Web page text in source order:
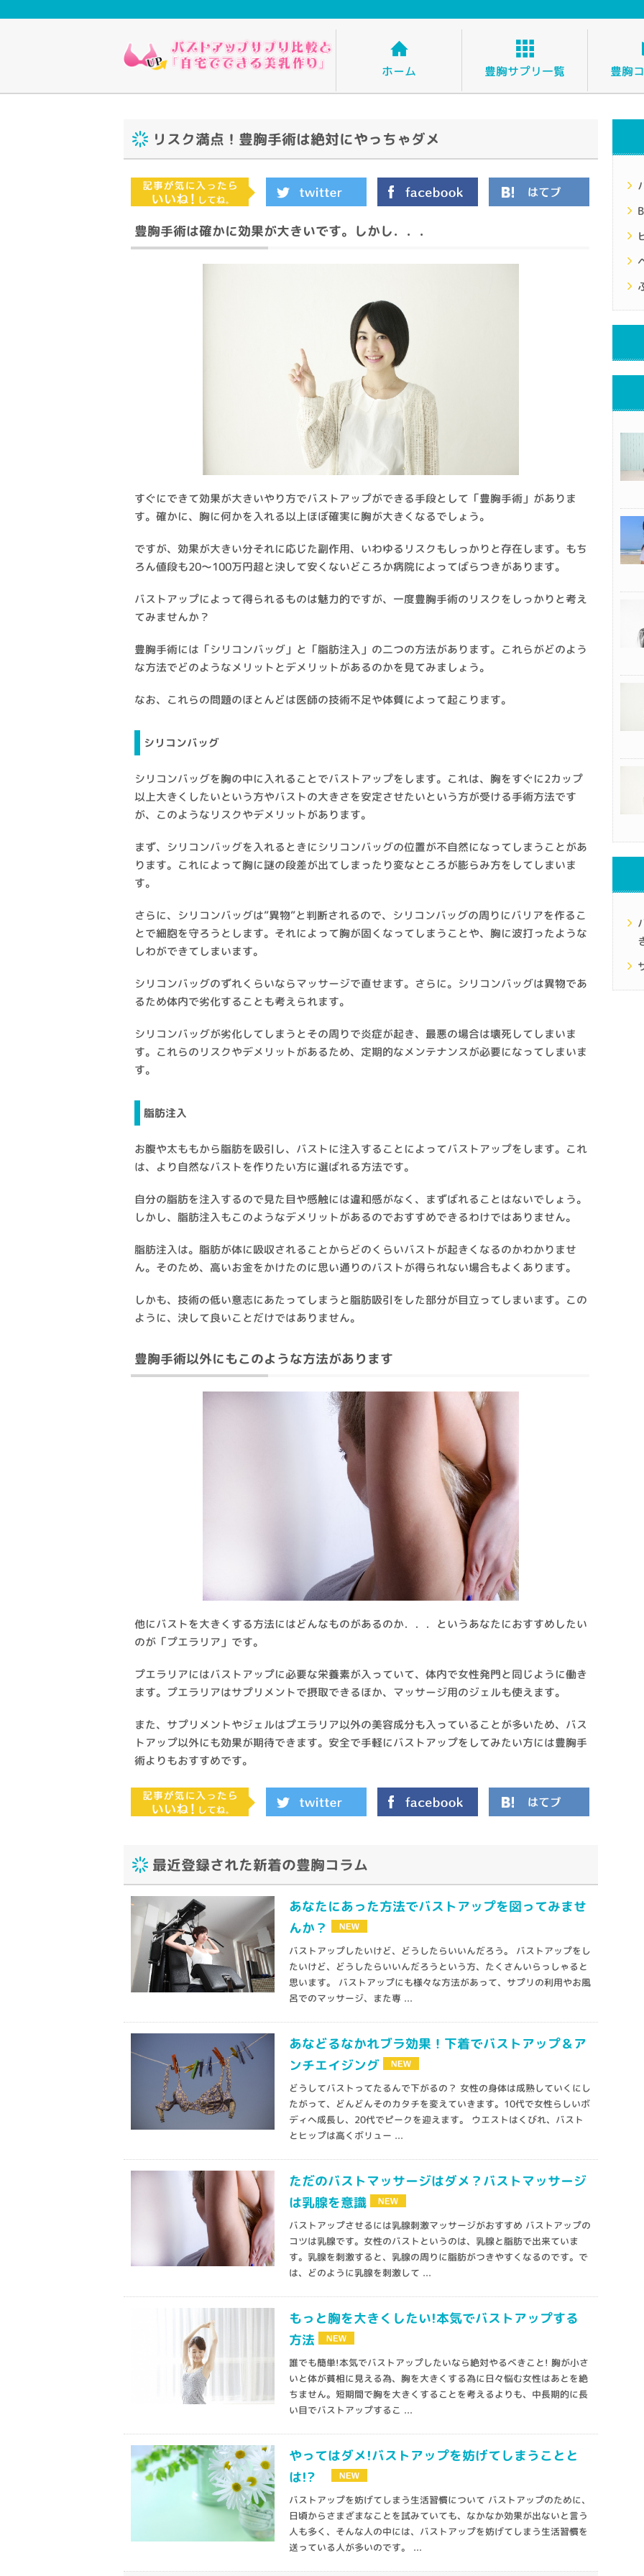
ホーム 豊胸サプリ一覧 豊胸
リスク満点！豊胸手術は絶対にやっちゃダメ
豊胸手術は確かに効果が大きいです。しかし．．．
すぐにできて効果が大きいやり方でバストアップができる手段として「豊胸手術」がありま
す。確かに、胸に何かを入れる以上ほぼ確実に胸が大きくなるでしょう。
ですが、効果が大きい分それに応じた副作用、いわゆるリスクもしっかりと存在します。もち
ろん値段も20～100万円超と決して安くないどころか病院によってばらつきがあります。
バストアップによって得られるものは魅力的ですが、一度豊胸手術のリスクをしっかりと考え
てみませんか？
豊胸手術には「シリコンバッグ」と「脂肪注入」の二つの方法があります。これらがどのよう
な方法でどのようなメリットとデメリットがあるのかを見てみましょう。
なお、これらの問題のほとんどは医師の技術不足や体質によって起こります。
シリコンバッグ
シリコンバッグを胸の中に入れることでバストアップをします。これは、胸をすぐに2カップ
以上大きくしたいという方やバストの大きさを安定させたいという方が受ける手術方法です
が、このようなリスクやデメリットがあります。
まず、シリコンバッグを入れるときにシリコンバッグの位置が不自然になってしまうことがあ
ります。これによって胸に謎の段差が出てしまったり変なところが膨らみ方をしてしまいま
す。
さらに、シリコンバッグは”異物”と判断されるので、シリコンバッグの周りにバリアを作るこ
とで細胞を守ろうとします。それによって胸が固くなってしまうことや、胸に波打ったような
しわができてしまいます。
シリコンバッグのずれくらいならマッサージで直せます。さらに。シリコンバッグは異物であ
るため体内で劣化することも考えられます。
シリコンバッグが劣化してしまうとその周りで炎症が起き、最悪の場合は壊死してしまいま
す。これらのリスクやデメリットがあるため、定期的なメンテナンスが必要になってしまいま
す。
脂肪注入
お腹や太ももから脂肪を吸引し、バストに注入することによってバストアップをします。これ
は、より自然なバストを作りたい方に選ばれる方法です。
自分の脂肪を注入するので見た目や感触には違和感がなく、まずばれることはないでしょう。
しかし、脂肪注入もこのようなデメリットがあるのでおすすめできるわけではありません。
脂肪注入は。脂肪が体に吸収されることからどのくらいバストが起きくなるのかわかりませ
ん。そのため、高いお金をかけたのに思い通りのバストが得られない場合もよくあります。
しかも、技術の低い意志にあたってしまうと脂肪吸引をした部分が目立ってしまいます。この
ように、決して良いことだけではありません。
豊胸手術以外にもこのような方法があります
他にバストを大きくする方法にはどんなものがあるのか．．．というあなたにおすすめしたい
のが「プエラリア」です。
プエラリアにはバストアップに必要な栄養素が入っていて、体内で女性発門と同じように働き
ます。プエラリアはサプリメントで摂取できるほか、マッサージ用のジェルも使えます。
また、サプリメントやジェルはプエラリア以外の美容成分も入っていることが多いため、バス
トアップ以外にも効果が期待できます。安全で手軽にバストアップをしてみたい方には豊胸手
術よりもおすすめです。
最近登録された新着の豊胸コラム
あなたにあった方法でバストアップを図ってみませ
んか？
バストアップしたいけど、どうしたらいいんだろう。 バストアップをし
たいけど、どうしたらいいんだろうという方、たくさんいらっしゃると
思います。 バストアップにも様々な方法があって、サプリの利用やお風
呂でのマッサージ、また専 ...
あなどるなかれブラ効果！下着でバストアップ＆ア
ンチエイジング
どうしてバストってたるんで下がるの？ 女性の身体は成熟していくにし
たがって、どんどんそのカタチを変えていきます。10代で女性らしいボ
ディへ成長し、20代でピークを迎えます。 ウエストはくびれ、バスト
とヒップは高くボリュー ...
ただのバストマッサージはダメ？バストマッサージ
は乳腺を意識
バストアップさせるには乳腺刺激マッサージがおすすめ バストアップの
コツは乳腺です。女性のバストというのは、乳腺と脂肪で出来ていま
す。乳腺を刺激すると、乳腺の周りに脂肪がつきやすくなるのです。で
は、どのように乳腺を刺激して ...
もっと胸を大きくしたい!本気でバストアップする
方法
誰でも簡単!本気でバストアップしたいなら絶対やるべきこと! 胸が小さ
いと体が貧相に見える為、胸を大きくする為に日々悩む女性はあとを絶
ちません。短期間で胸を大きくすることを考えるよりも、中長期的に長
い目でバストアップするこ ...
やってはダメ!バストアップを妨げてしまうことと
は!?
バストアップを妨げてしまう生活習慣について バストアップのために、
日頃からさまざまなことを試みていても、なかなか効果が出ないと言う
人も多く、そんな人の中には、バストアップを妨げてしまう生活習慣を
送っている人が多いのです。 ...